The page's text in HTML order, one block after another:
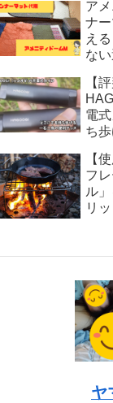
ア
ナ
え
な
【
電
ち
【
フ
ル
リッ
ヤ